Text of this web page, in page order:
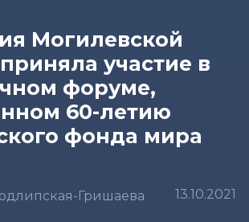
Могилевской
участие в
форуме,
60-летию
фонда мира
Гришаева 13.10.2021